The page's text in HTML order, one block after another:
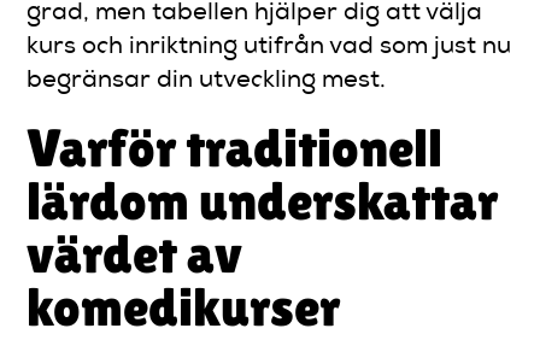
grad, men tabellen hjälper dig att välja
kurs och inriktning utifrån vad som just nu
begränsar din utveckling mest.
Varför traditionell
lärdom underskattar
värdet av
komedikurser